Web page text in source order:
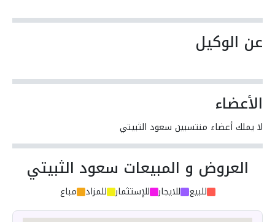
عن الوكيل
الأعضاء
لا يملك أعضاء منتسبين سعود الثبيتي
العروض و المبيعات سعود الثبيتي
للبيع للايجار للإستثمار للمزاد مباع